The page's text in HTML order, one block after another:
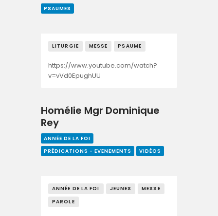
PSAUMES
LITURGIE MESSE PSAUME
https://www.youtube.com/watch?
v=vVd0EpughUU
Homélie Mgr Dominique
Rey
ANNÉE DE LA FOI
PRÉDICATIONS - EVENEMENTS
VIDÉOS
ANNÉE DE LA FOI JEUNES
MESSE
PAROLE